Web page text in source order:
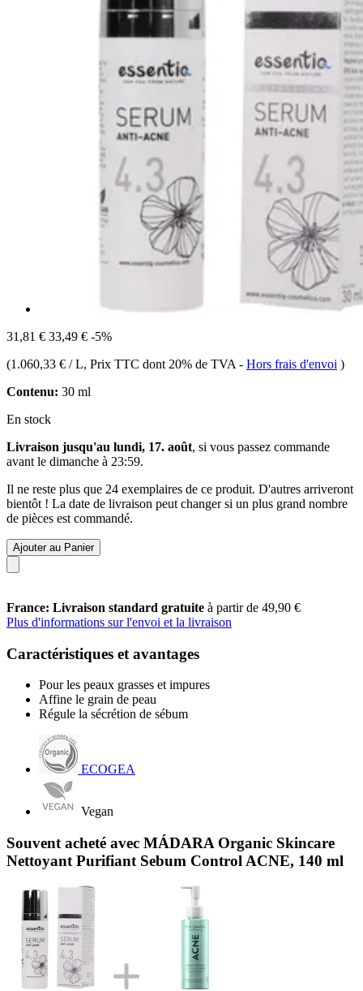
31,81 € 33,49 € -5%
(1.060,33 € / L, Prix TTC dont 20% de TVA - Hors frais d'envoi )
Contenu: 30 ml
En stock
Livraison jusqu'au lundi, 17. août, si vous passez commande
avant le dimanche à 23:59.
Il ne reste plus que 24 exemplaires de ce produit. D'autres arriveront
bientôt ! La date de livraison peut changer si un plus grand nombre
de pièces est commandé.
Ajouter au Panier
France: Livraison standard gratuite à partir de 49,90 €
Plus d'informations sur l'envoi et la livraison
Caractéristiques et avantages
Pour les peaux grasses et impures
Affine le grain de peau
Régule la sécrétion de sébum
ECOGEA
Vegan
Souvent acheté avec MÁDARA Organic Skincare
Nettoyant Purifiant Sebum Control ACNE, 140 ml